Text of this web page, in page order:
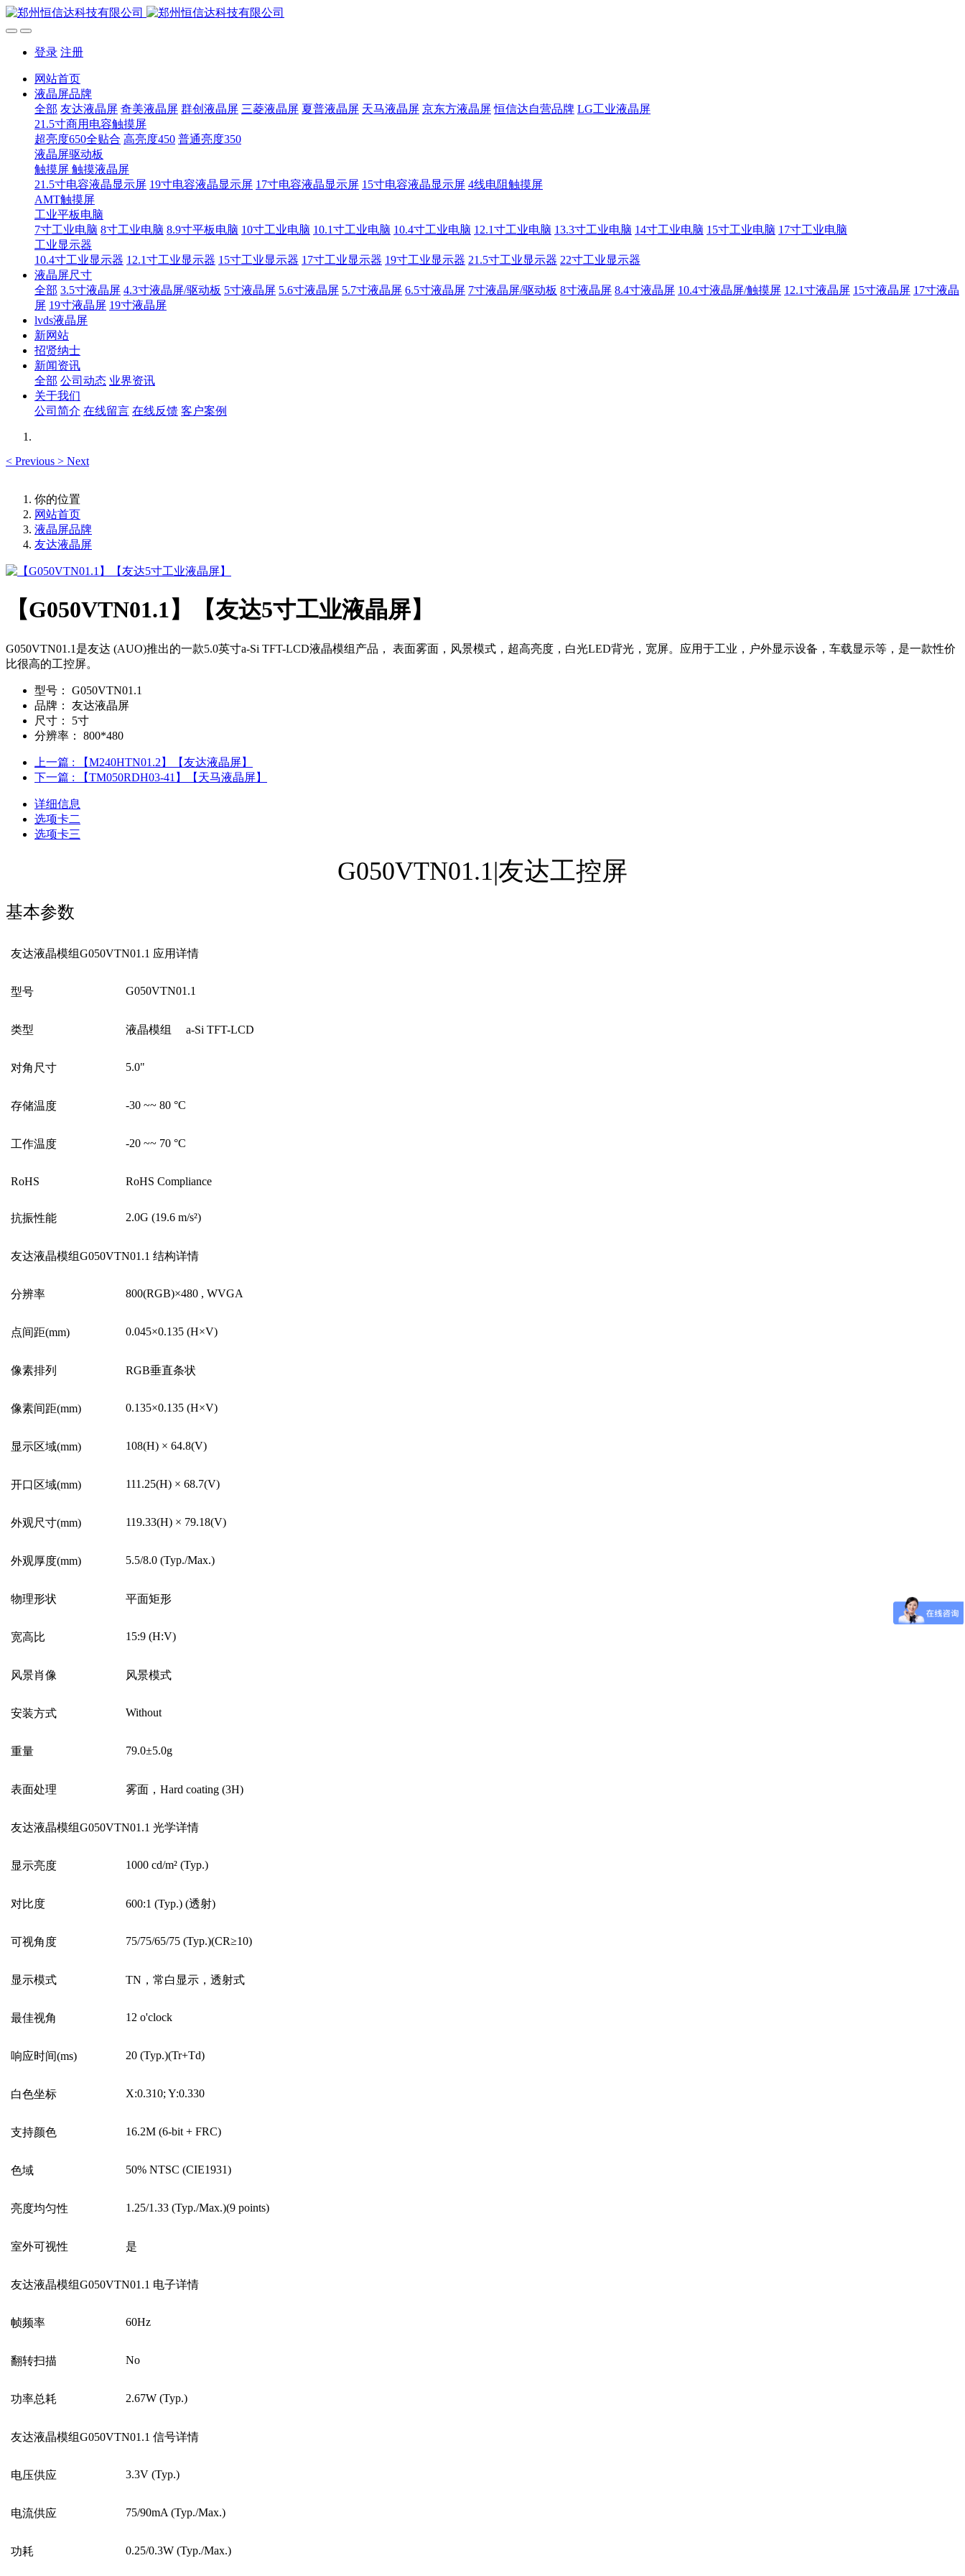
登录 注册
网站首页
液晶屏品牌
全部 友达液晶屏 奇美液晶屏 群创液晶屏 三菱液晶屏 夏普液晶屏 天马液晶屏 京东方液晶屏 恒信达自营品牌 LG工业液晶屏
21.5寸商用电容触摸屏
超亮度650全贴合 高亮度450 普通亮度350
液晶屏驱动板
触摸屏 触摸液晶屏
21.5寸电容液晶显示屏 19寸电容液晶显示屏 17寸电容液晶显示屏 15寸电容液晶显示屏 4线电阻触摸屏
AMT触摸屏
工业平板电脑
7寸工业电脑 8寸工业电脑 8.9寸平板电脑 10寸工业电脑 10.1寸工业电脑 10.4寸工业电脑 12.1寸工业电脑 13.3寸工业电脑 14寸工业电脑 15寸工业电脑 17寸工业电脑
工业显示器
10.4寸工业显示器 12.1寸工业显示器 15寸工业显示器 17寸工业显示器 19寸工业显示器 21.5寸工业显示器 22寸工业显示器
液晶屏尺寸
全部 3.5寸液晶屏 4.3寸液晶屏/驱动板 5寸液晶屏 5.6寸液晶屏 5.7寸液晶屏 6.5寸液晶屏 7寸液晶屏/驱动板 8寸液晶屏 8.4寸液晶屏 10.4寸液晶屏/触摸屏 12.1寸液晶屏 15寸液晶屏 17寸液晶
屏 19寸液晶屏 19寸液晶屏
lvds液晶屏
新网站
招贤纳士
新闻资讯
全部 公司动态 业界资讯
关于我们
公司简介 在线留言 在线反馈 客户案例
< Previous > Next
你的位置
网站首页
液晶屏品牌
友达液晶屏
【G050VTN01.1】【友达5寸工业液晶屏】
G050VTN01.1是友达 (AUO)推出的一款5.0英寸a-Si TFT-LCD液晶模组产品， 表面雾面，风景模式，超高亮度，白光LED背光，宽屏。应用于工业，户外显示设备，车载显示等，是一款性价
比很高的工控屏。
型号：
G050VTN01.1
品牌：
友达液晶屏
尺寸：
5寸
分辨率：
800*480
上一篇 : 【M240HTN01.2】【友达液晶屏】
下一篇 : 【TM050RDH03-41】【天马液晶屏】
详细信息
选项卡二
选项卡三
G050VTN01.1|友达工控屏
基本参数
友达液晶模组G050VTN01.1 应用详情
型号 G050VTN01.1
类型 液晶模组 a-Si TFT-LCD
对角尺寸 5.0"
存储温度 -30 ~~ 80 °C
工作温度 -20 ~~ 70 °C
RoHS RoHS Compliance
抗振性能 2.0G (19.6 m/s²)
友达液晶模组G050VTN01.1 结构详情
分辨率 800(RGB)×480 , WVGA
点间距(mm) 0.045×0.135 (H×V)
像素排列 RGB垂直条状
像素间距(mm) 0.135×0.135 (H×V)
显示区域(mm) 108(H) × 64.8(V)
开口区域(mm) 111.25(H) × 68.7(V)
外观尺寸(mm) 119.33(H) × 79.18(V)
外观厚度(mm) 5.5/8.0 (Typ./Max.)
物理形状 平面矩形
宽高比 15:9 (H:V)
风景肖像 风景模式
安装方式 Without
重量 79.0±5.0g
表面处理 雾面， Hard coating (3H)
友达液晶模组G050VTN01.1 光学详情
显示亮度 1000 cd/m² (Typ.)
对比度 600:1 (Typ.) (透射)
可视角度 75/75/65/75 (Typ.)(CR≥10)
显示模式 TN ，常白显示，透射式
最佳视角 12 o'clock
响应时间(ms) 20 (Typ.)(Tr+Td)
白色坐标 X:0.310; Y:0.330
支持颜色 16.2M (6-bit + FRC)
色域 50% NTSC (CIE1931)
亮度均匀性 1.25/1.33 (Typ./Max.)(9 points)
室外可视性 是
友达液晶模组G050VTN01.1 电子详情
帧频率 60Hz
翻转扫描 No
功率总耗 2.67W (Typ.)
友达液晶模组G050VTN01.1 信号详情
电压供应 3.3V (Typ.)
电流供应 75/90mA (Typ./Max.)
功耗 0.25/0.3W (Typ./Max.)